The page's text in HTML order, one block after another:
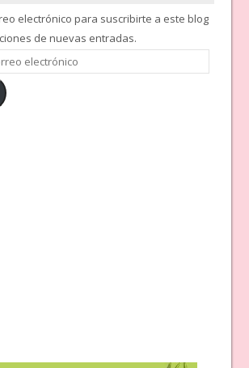
electrónico para suscribirte a este blog
de nuevas entradas.